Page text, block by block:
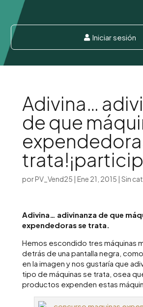
 Iniciar sesión
Adivina…
de que
porPV_Vend25 | Ene 21, 2015 | Sin
Adivina… adivinanza de que
expendedoras se trata.
Hemos escondido tres máquinas
detrás de una pantalla negra,
en la imagen y nos gustaría que
tipo de máquinas se trata, osea
productos expenden estas